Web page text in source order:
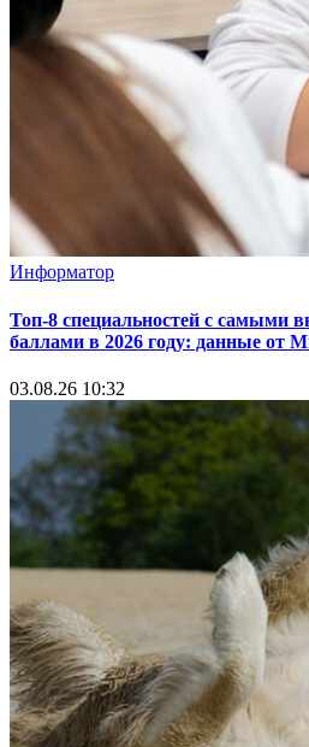
Информатор
Топ-8 специальностей с самыми
баллами в 2026 году: данные от
03.08.26 10:32